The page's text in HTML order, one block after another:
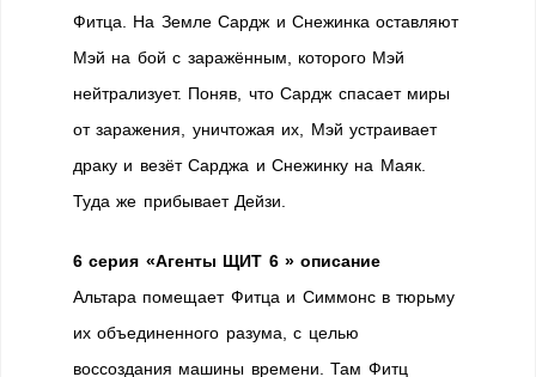
Фитца. На Земле Сардж и Снежинка оставляют
Мэй на бой с заражённым, которого Мэй
нейтрализует. Поняв, что Сардж спасает миры
от заражения, уничтожая их, Мэй устраивает
драку и везёт Сарджа и Снежинку на Маяк.
Туда же прибывает Дейзи.
6 серия «Агенты ЩИТ 6 » описание
Альтара помещает Фитца и Симмонс в тюрьму
их объединенного разума, с целью
воссоздания машины времени. Там Фитц